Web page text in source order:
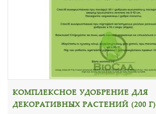
КОМПЛЕКСНОЕ УДОБРЕНИЕ ДЛЯ
ДЕКОРАТИВНЫХ РАСТЕНИЙ (200 Г)